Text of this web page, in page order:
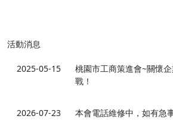
活動消息
2025-05-15
桃園市工商策進會~關懷
戰！
2026-07-23 本會電話維修中，如有急